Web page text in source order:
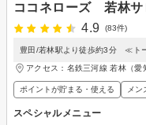
ココネローズ 若林サ
4.9
(83件)
豊田/若林駅より徒歩約3分 ≪ト
アクセス：名鉄三河線 若林（愛
ポイントが貯まる・使える メン
スペシャルメニュー